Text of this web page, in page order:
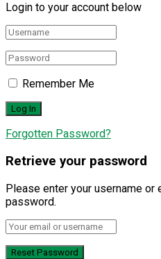
Login to your account below
Remember Me
Forgotten Password?
Retrieve your password
Please enter your username
password.